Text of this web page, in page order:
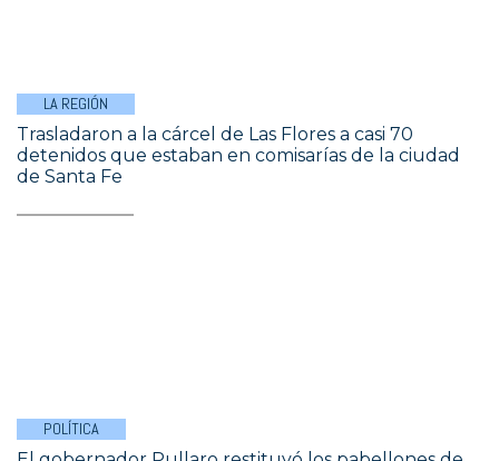
LA REGIÓN
Trasladaron a la cárcel de Las Flores a casi 70
detenidos que estaban en comisarías de la ciudad
de Santa Fe
POLÍTICA